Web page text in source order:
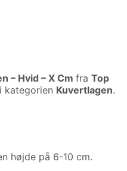
– Hvid – X Cm fra Top
kategorien Kuvertlagen.
højde på 6-10 cm.